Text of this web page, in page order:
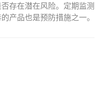
存在潜在风险。定期监测
产品也是预防措施之一。